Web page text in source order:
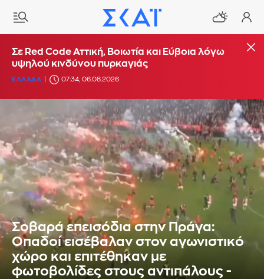
Σε Red Code Αττική, Βοιωτία και Εύβοια λόγω
υψηλού κινδύνου πυρκαγιάς
ΕΛΛΑΔΑ 07:34, 06.08.2026
Σοβαρά επεισόδια στην Πράγα:
Οπαδοί εισέβαλαν στον αγωνιστικό
χώρο και επιτέθηκαν με
φωτοβολίδες στους αντιπάλους -